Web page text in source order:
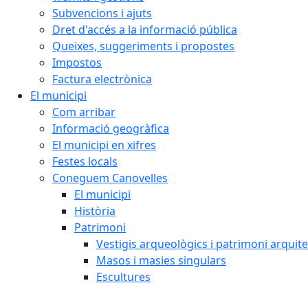
Subvencions i ajuts
Dret d'accés a la informació pública
Queixes, suggeriments i propostes
Impostos
Factura electrònica
El municipi
Com arribar
Informació geogràfica
El municipi en xifres
Festes locals
Coneguem Canovelles
El municipi
Història
Patrimoni
Vestigis arqueològics i patrimoni
Masos i masies singulars
Escultures